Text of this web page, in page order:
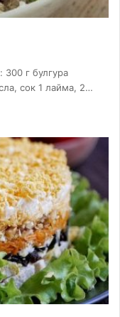
г булгура
сок 1 лайма, 2…